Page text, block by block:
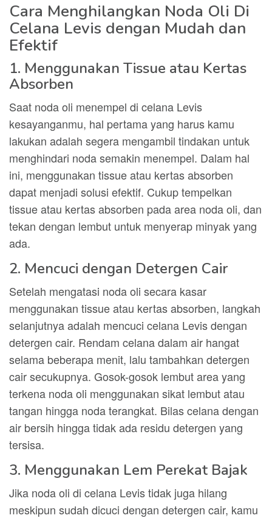
Cara Menghilangkan Noda Oli Di
Celana Levis dengan Mudah dan
Efektif
1. Menggunakan Tissue atau Kertas
Absorben
Saat noda oli menempel di celana Levis
kesayanganmu, hal pertama yang harus kamu
lakukan adalah segera mengambil tindakan untuk
menghindari noda semakin menempel. Dalam hal
ini, menggunakan tissue atau kertas absorben
dapat menjadi solusi efektif. Cukup tempelkan
tissue atau kertas absorben pada area noda oli, dan
tekan dengan lembut untuk menyerap minyak yang
ada.
2. Mencuci dengan Detergen Cair
Setelah mengatasi noda oli secara kasar
menggunakan tissue atau kertas absorben, langkah
selanjutnya adalah mencuci celana Levis dengan
detergen cair. Rendam celana dalam air hangat
selama beberapa menit, lalu tambahkan detergen
cair secukupnya. Gosok-gosok lembut area yang
terkena noda oli menggunakan sikat lembut atau
tangan hingga noda terangkat. Bilas celana dengan
air bersih hingga tidak ada residu detergen yang
tersisa.
3. Menggunakan Lem Perekat Bajak
Jika noda oli di celana Levis tidak juga hilang
meskipun sudah dicuci dengan detergen cair, kamu